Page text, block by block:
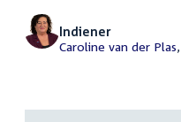
Indiener
Caroline van der Plas